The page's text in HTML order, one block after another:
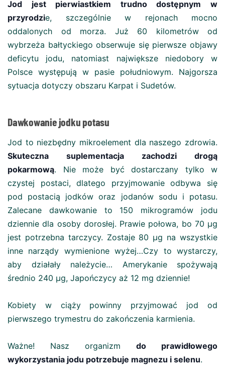
Jod jest pierwiastkiem trudno dostępnym w
przyrodzie, szczególnie w rejonach mocno
oddalonych od morza. Już 60 kilometrów od
wybrzeża bałtyckiego obserwuje się pierwsze objawy
deficytu jodu, natomiast największe niedobory w
Polsce występują w pasie południowym. Najgorsza
sytuacja dotyczy obszaru Karpat i Sudetów.
Dawkowanie jodku potasu
Jod to niezbędny mikroelement dla naszego zdrowia.
Skuteczna suplementacja zachodzi drogą
pokarmową. Nie może być dostarczany tylko w
czystej postaci, dlatego przyjmowanie odbywa się
pod postacią jodków oraz jodanów sodu i potasu.
Zalecane dawkowanie to 150 mikrogramów jodu
dziennie dla osoby dorosłej. Prawie połowa, bo 70 µg
jest potrzebna tarczycy. Zostaje 80 µg na wszystkie
inne narządy wymienione wyżej…Czy to wystarczy,
aby działały należycie… Amerykanie spożywają
średnio 240 µg, Japończycy aż 12 mg dziennie!
Kobiety w ciąży powinny przyjmować jod od
pierwszego trymestru do zakończenia karmienia.
Ważne! Nasz organizm do prawidłowego
wykorzystania jodu potrzebuje magnezu i selenu.